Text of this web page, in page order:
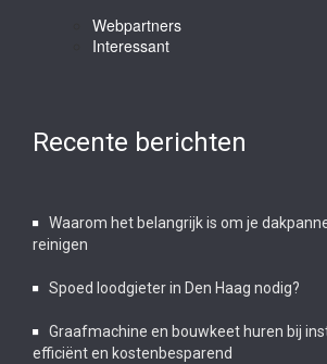
Webpartners
Interessant
Recente berichten
Waarom het belangrijk is om je
reinigen
Spoed loodgieter in Den Haag nodig?
Graafmachine en bouwkeet huren bij
efficiënt en kostenbesparend